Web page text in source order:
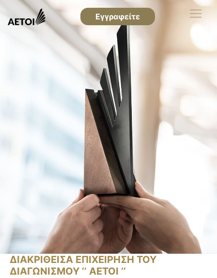
Εγγραφείτε
ΔΙΑΚΡΙΘΕΙΣΑ ΕΠΙΧΕΙΡΗΣΗ ΤΟΥ
ΔΙΑΓΩΝΙΣΜΟΥ ‘’ ΑΕΤΟΙ ‘’